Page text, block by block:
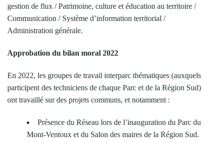
gestion de flux / Patrimoine, culture et éducation au territoire /
Communication / Système d’information territorial /
Administration générale.
Approbation du bilan moral 2022
En 2022, les groupes de travail interparc thématiques (auxquels
participent des techniciens de chaque Parc et de la Région Sud)
ont travaillé sur des projets communs, et notamment :
Présence du Réseau lors de l’inauguration du Parc du
Mont-Ventoux et du Salon des maires de la Région Sud.